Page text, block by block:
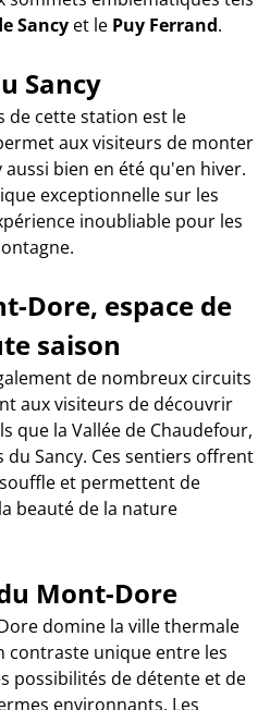
Sancy et le Puy Ferrand.
Sancy
de cette station est le
aux visiteurs de monter
bien en été qu'en hiver.
exceptionnelle sur les
inoubliable pour les
Dore, espace de
saison
de nombreux circuits
aux visiteurs de découvrir
que la Vallée de Chaudefour,
du Sancy. Ces sentiers offrent
et permettent de
beauté de la nature
Mont-Dore
domine la ville thermale
contraste unique entre les
possibilités de détente et de
environnants. Les